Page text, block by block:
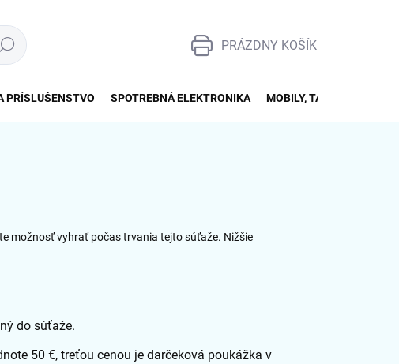
NÁKUPNÝ
PRÁZDNY KOŠÍK
PRÍSLUŠENSTVO SPOTREBNÁ ELEKTRONIKA MOBILY, TABLETY, SMART
možnosť vyhrať počas trvania tejto súťaže. Nižšie
do súťaže.
50 €, treťou cenou je darčeková poukážka v